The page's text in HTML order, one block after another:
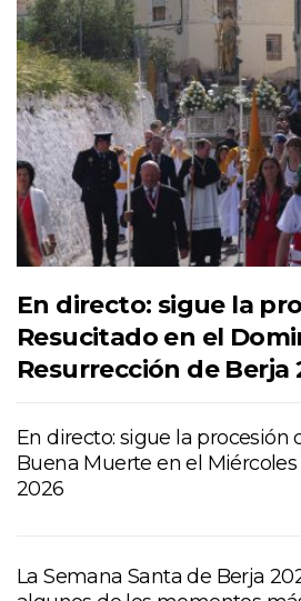
En directo: sigue la
Resucitado en el
Resurrección de Berja
En directo: sigue la procesión
Buena Muerte en el
2026
La Semana Santa de Berja